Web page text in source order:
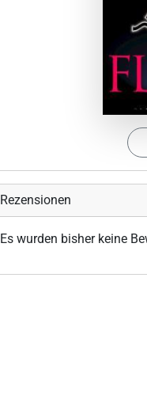
Rezensionen
Es wurden bisher keine